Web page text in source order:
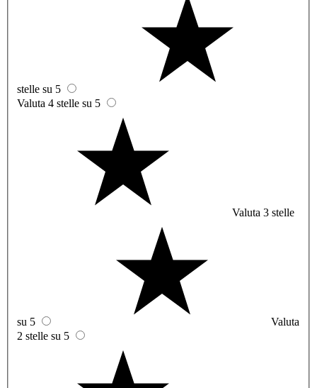
stelle su 5
Valuta 4 stelle su 5
Valuta 3 stelle
su 5
Valuta
2 stelle su 5